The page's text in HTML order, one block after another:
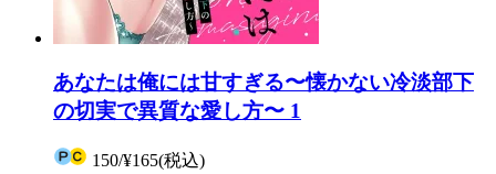
あなたは俺には甘すぎる〜懐かない冷淡部下
の切実で異質な愛し方〜 1
150/¥165(税込)